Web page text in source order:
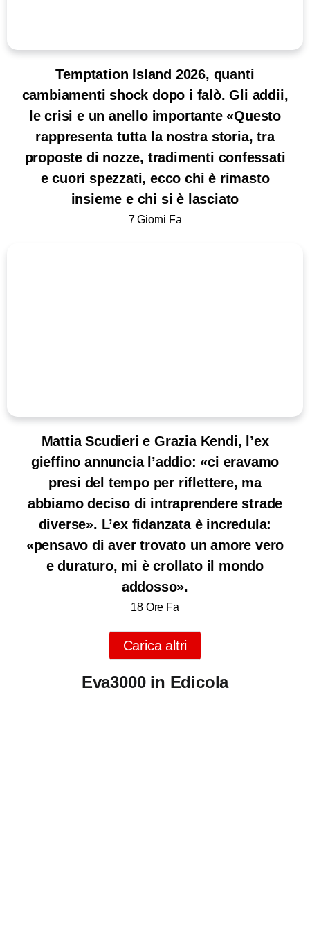
Temptation Island 2026, quanti
cambiamenti shock dopo i falò. Gli addii,
le crisi e un anello importante «Questo
rappresenta tutta la nostra storia, tra
proposte di nozze, tradimenti confessati
e cuori spezzati, ecco chi è rimasto
insieme e chi si è lasciato
7 Giorni Fa
Mattia Scudieri e Grazia Kendi, l’ex
gieffino annuncia l’addio: «ci eravamo
presi del tempo per riflettere, ma
abbiamo deciso di intraprendere strade
diverse». L’ex fidanzata è incredula:
«pensavo di aver trovato un amore vero
e duraturo, mi è crollato il mondo
addosso».
18 Ore Fa
Carica altri
Eva3000 in Edicola